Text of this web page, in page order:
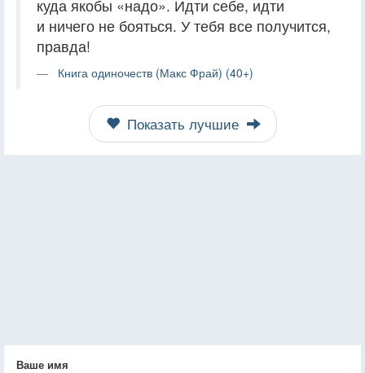
куда якобы «надо». Идти себе, идти
и ничего не бояться. У тебя все получится,
правда!
Книга одиночеств (Макс Фрай) (40+)
Показать лучшие
Ваше имя